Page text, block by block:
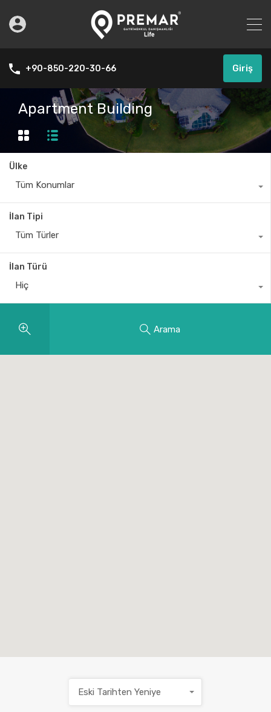
+90-850-220-30-66 Giriş
Apartment Building
Ülke
Tüm Konumlar
İlan Tipi
Tüm Türler
İlan Türü
Hiç
Arama
Eski Tarihten Yeniye